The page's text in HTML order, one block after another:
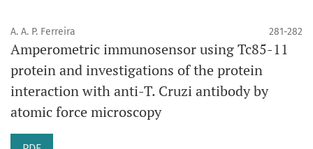
A. A. P. Ferreira 281-282
Amperometric immunosensor using Tc85-11
protein and investigations of the protein
interaction with anti-T. Cruzi antibody by
atomic force microscopy